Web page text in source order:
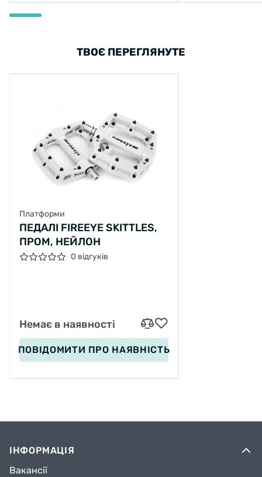
ТВОЄ ПЕРЕГЛЯНУТЕ
Платформи
ПЕДАЛІ FIREEYE SKITTLES,
ПРОМ, НЕЙЛОН
0 відгуків
Немає в наявності
ПОВІДОМИТИ ПРО НАЯВНІСТЬ
ІНФОРМАЦІЯ
Вакансії